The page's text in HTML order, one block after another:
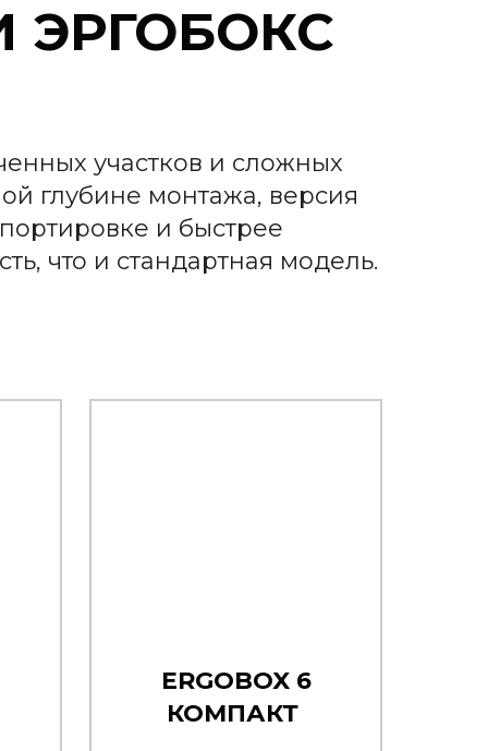
ЭРГОБОКС
участков и сложных
глубине монтажа, версия
и быстрее
что и стандартная модель.
ERGOBOX 6
КОМПАКТ